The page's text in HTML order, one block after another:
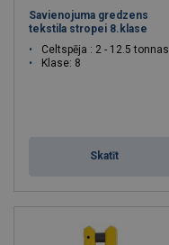
Savienojuma gredzens
tekstila stropei 8.klase
Celtspēja : 2 - 12.5 tonnas
Klase: 8
Skatīt